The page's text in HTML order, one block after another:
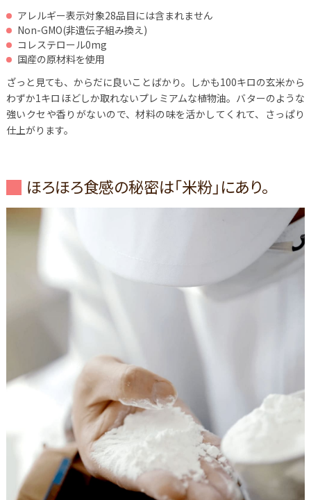
アレルギー表示対象28品目には含まれません
Non-GMO(非遺伝子組み換え)
コレステロール0mg
国産の原材料を使用
ざっと見ても、からだに良いことばかり。しかも100キロの玄米から
わずか1キロほどしか取れないプレミアムな植物油。バターのような
強いクセや香りがないので、材料の味を活かしてくれて、さっぱり
仕上がります。
ほろほろ食感の秘密は「米粉」にあり。